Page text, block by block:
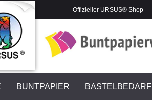
Offizieller URSUS® Shop
BUNTPAPIER BASTELBEDARF